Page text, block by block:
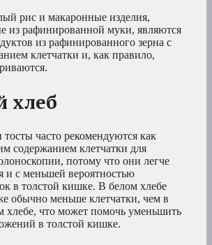
рис и макаронные изделия,
из рафинированной муки, являются
из рафинированного зерна с
клетчатки и, как правило,
хлеб
часто рекомендуются как
содержанием клетчатки для
потому что они легче
и с меньшей вероятностью
в толстой кишке. В белом хлебе
обычно меньше клетчатки, чем в
хлебе, что может помочь уменьшить
в толстой кишке.